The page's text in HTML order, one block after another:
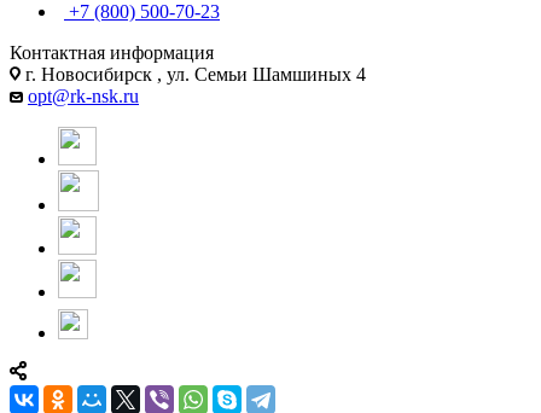
+7 (800) 500-70-23
Контактная информация
г. Новосибирск , ул. Семьи Шамшиных 4
opt@rk-nsk.ru